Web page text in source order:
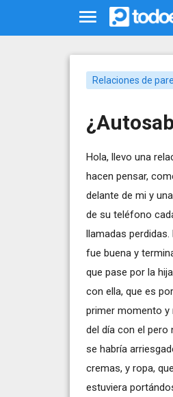
Relaciones de
Hola, llevo una
hacen pensar,
delante de mi y
de su teléfono
llamadas
fue buena y
que pase por la
con ella, que es
primer momento y
del día con el pero
se habría
cremas, y ropa,
estuviera